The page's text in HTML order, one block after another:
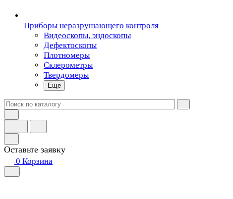
Приборы неразрушающего контроля
Видеоскопы, эндоскопы
Дефектоскопы
Плотномеры
Склерометры
Твердомеры
Еще
Оставьте заявку
0 Корзина